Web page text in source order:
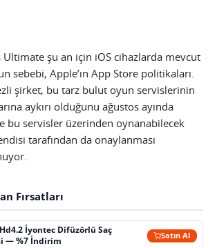
Ultimate şu an için iOS cihazlarda mevcut
sebebi, Apple’ın App Store politikaları.
şirket, bu tarz bulut oyun servislerinin
aykırı olduğunu ağustos ayında
bu servisler üzerinden oynanabilecek
tarafından da onaylanması
Fırsatları
İyontec Difüzörlü Saç
— %7 İndirim
Satın Al